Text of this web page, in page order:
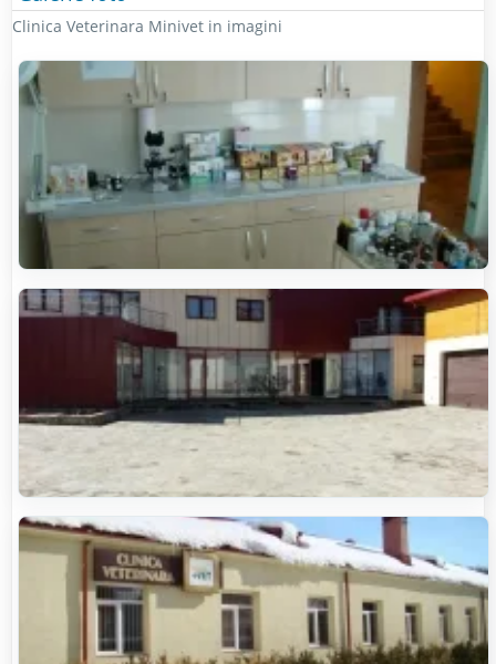
Clinica Veterinara Minivet in imagini